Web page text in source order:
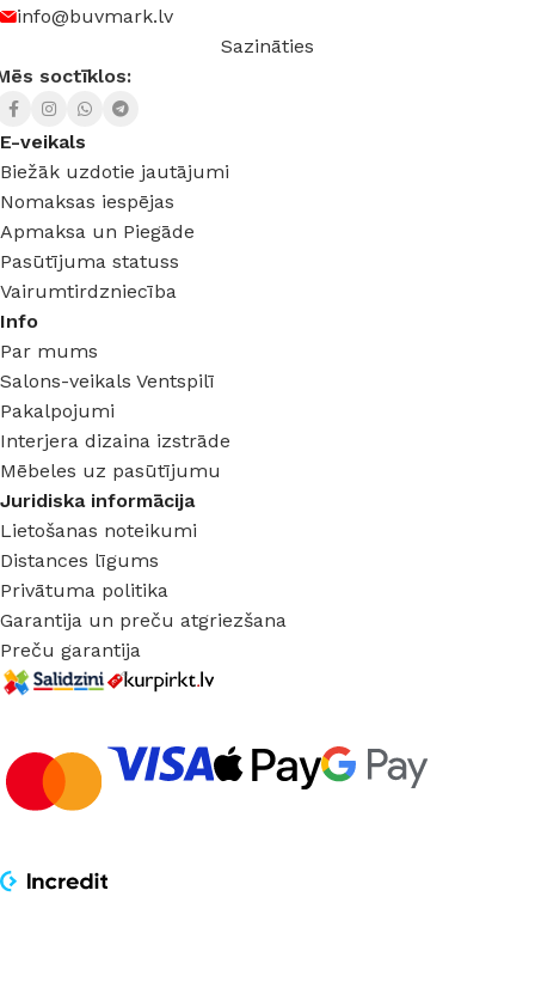
info@buvmark.lv
Sazināties
soctīklos:
E-veikals
Biežāk uzdotie jautājumi
Nomaksas iespējas
Apmaksa un Piegāde
Pasūtījuma statuss
Vairumtirdzniecība
Info
Par mums
Salons-veikals Ventspilī
Pakalpojumi
Interjera dizaina izstrāde
Mēbeles uz pasūtījumu
Juridiska informācija
Lietošanas noteikumi
Distances līgums
Privātuma politika
Garantija un preču atgriezšana
Preču garantija